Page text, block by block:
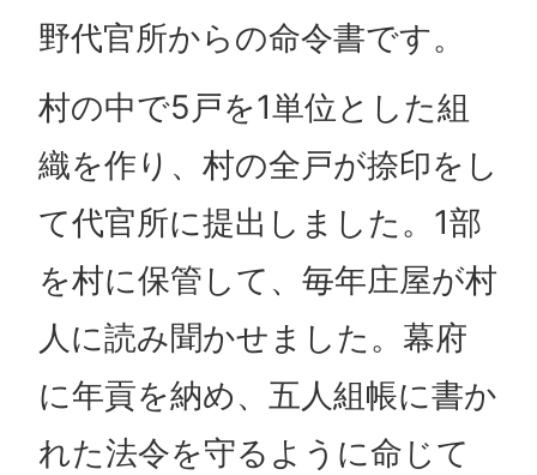
野代官所からの命令書です。
村の中で5戸を1単位とした組
織を作り、村の全戸が捺印をし
て代官所に提出しました。1部
を村に保管して、毎年庄屋が村
人に読み聞かせました。幕府
に年貢を納め、五人組帳に書か
れた法令を守るように命じて